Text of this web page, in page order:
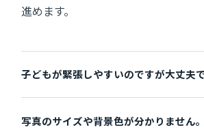
進めます。
子どもが緊張しやすいのですが大丈夫
写真のサイズや背景色が分かりません。